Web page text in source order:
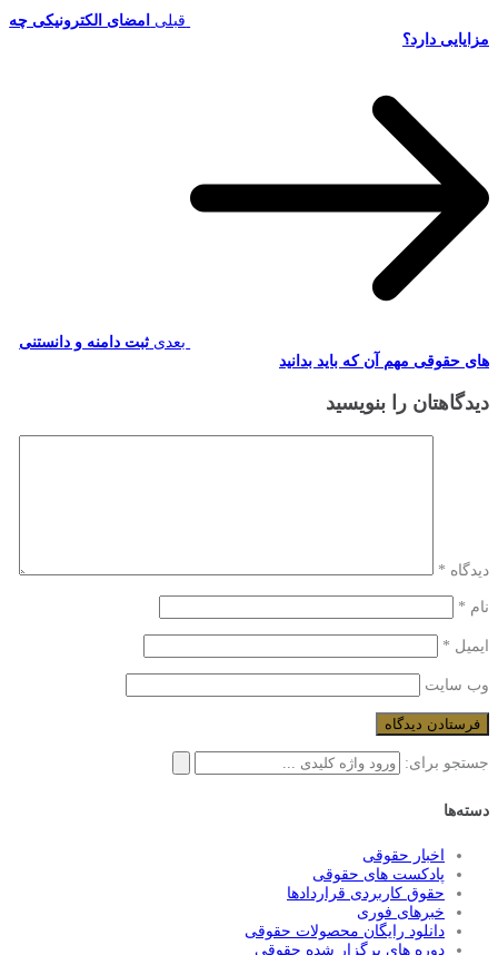
قبلی
امضای الکترونیکی چه
مزایایی دارد؟
بعدی ثبت دامنه و دانستنی
های حقوقی مهم آن که باید بدانید
دیدگاهتان را بنویسید
دیدگاه *
نام *
ایمیل *
وب‌ سایت
جستجو برای:
دسته‌ها
اخبار حقوقی
پادکست های حقوقی
حقوق کاربردی قراردادها
خبرهای فوری
دانلود رایگان محصولات حقوقی
دوره های برگزار شده حقوقی